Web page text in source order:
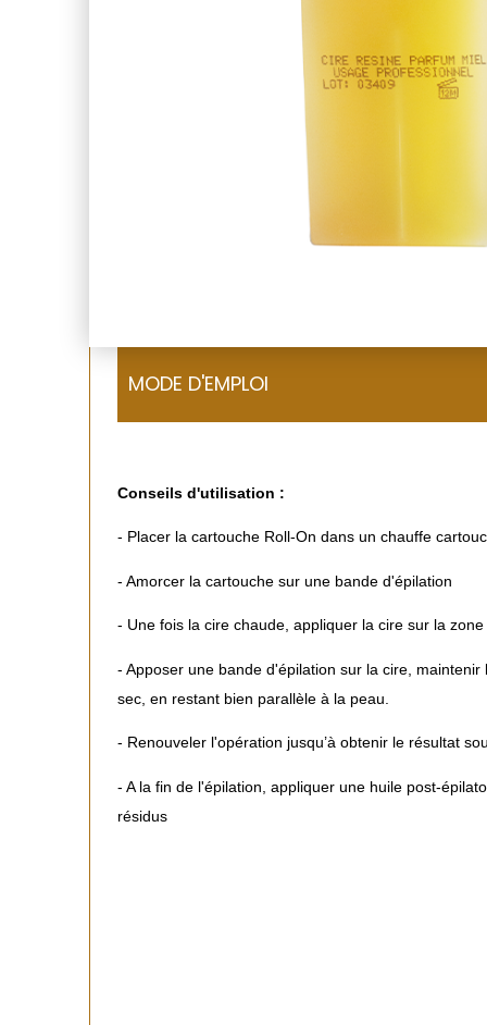
MODE D'EMPLOI
Conseils d'utilisation :
- Placer la cartouche Roll-On dans un chauffe
- Amorcer la cartouche sur une bande d'épilation
- Une fois la cire chaude, appliquer la cire sur la
- Apposer une bande d'épilation sur la cire,
sec, en restant bien parallèle à la peau.
- Renouveler l'opération jusqu’à obtenir le résultat
- A la fin de l'épilation, appliquer une huile post-
résidus